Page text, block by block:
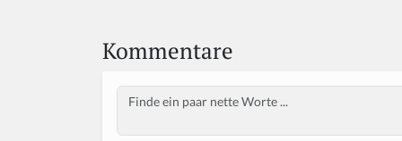
Kommentare
Body